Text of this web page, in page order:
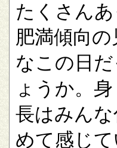
たくさんあ
肥満傾向
なこの日
ょうか。身
長はみん
めて感じて